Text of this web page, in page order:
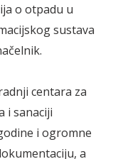
o otpadu u
sustava
centara za
i sanaciji
i ogromne
a